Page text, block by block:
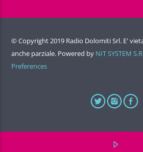
© Copyright 2019 Radio Dolomiti Srl. E'
anche parziale. Powered by NIT SYSTEM
Preferences